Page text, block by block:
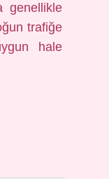
genellikle
trafiğe
hale